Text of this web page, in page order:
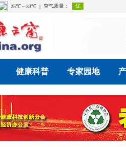
健康科普 专家园地